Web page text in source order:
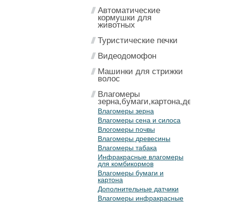
Автоматические
кормушки для
животных
Туристические печки
Видеодомофон
Машинки для стрижки
волос
Влагомеры
зерна,бумаги,картона,дерева
Влагомеры зерна
Влагомеры сена и силоса
Влогомеры почвы
Влагомеры древесины
Влагомеры табака
Инфракрасные влагомеры
для комбикормов
Влагомеры бумаги и
картона
Дополнительные датчики
Влагомеры инфракрасные